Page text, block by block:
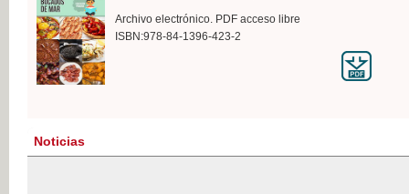
Archivo electrónico. PDF acceso libre
ISBN:978-84-1396-423-2
Noticias